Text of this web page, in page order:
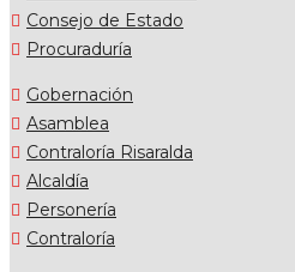
Consejo de Estado
Procuraduría
Gobernación
Asamblea
Contraloría Risaralda
Alcaldía
Personería
Contraloría